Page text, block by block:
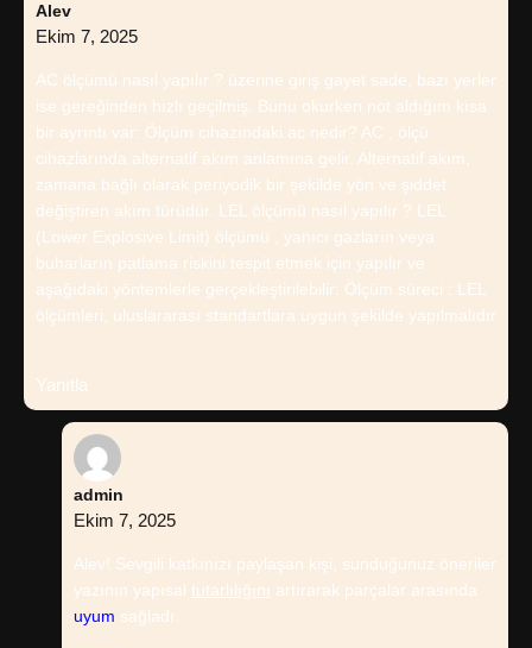
Alev
Ekim 7, 2025
AC ölçümü nasıl yapılır ? üzerine giriş gayet sade, bazı yerler
ise gereğinden hızlı geçilmiş. Bunu okurken not aldığım kısa
bir ayrıntı var: Ölçüm cihazındaki ac nedir? AC , ölçü
cihazlarında alternatif akım anlamına gelir. Alternatif akım,
zamana bağlı olarak periyodik bir şekilde yön ve şiddet
değiştiren akım türüdür. LEL ölçümü nasıl yapılır ? LEL
(Lower Explosive Limit) ölçümü , yanıcı gazların veya
buharların patlama riskini tespit etmek için yapılır ve
aşağıdaki yöntemlerle gerçekleştirilebilir: Ölçüm süreci : LEL
ölçümleri, uluslararası standartlara uygun şekilde yapılmalıdır
Yanıtla
admin
Ekim 7, 2025
Alev! Sevgili katkınızı paylaşan kişi, sunduğunuz öneriler
yazının yapısal tutarlılığını
artırarak parçalar arasında
uyum sağladı.